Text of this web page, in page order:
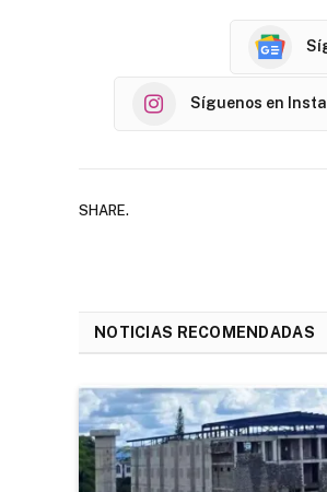
Síguenos en
SHARE.
NOTICIAS RECOMENDADAS